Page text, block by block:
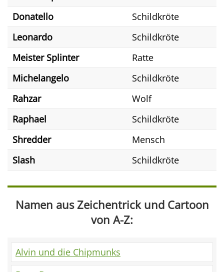
Donatello
Schildkröte
Leonardo
Schildkröte
Meister Splinter
Ratte
Michelangelo
Schildkröte
Rahzar
Wolf
Raphael
Schildkröte
Shredder
Mensch
Slash
Schildkröte
Namen aus Zeichentrick und Cartoon
von A-Z:
Alvin und die Chipmunks